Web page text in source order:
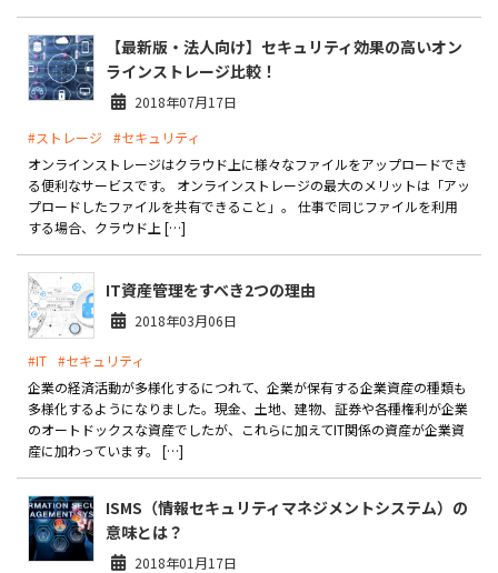
【最新版・法人向け】セキュリティ効果の高いオン
ラインストレージ比較！
2018年07月17日
#ストレージ
#セキュリティ
オンラインストレージはクラウド上に様々なファイルをアップロードでき
る便利なサービスです。 オンラインストレージの最大のメリットは「アッ
プロードしたファイルを共有できること」。 仕事で同じファイルを利用
する場合、クラウド上 […]
IT資産管理をすべき2つの理由
2018年03月06日
#IT #セキュリティ
企業の経済活動が多様化するにつれて、企業が保有する企業資産の種類も
多様化するようになりました。現金、土地、建物、証券や各種権利が企業
のオートドックスな資産でしたが、これらに加えてIT関係の資産が企業資
産に加わっています。 […]
ISMS（情報セキュリティマネジメントシステム）の
意味とは？
2018年01月17日